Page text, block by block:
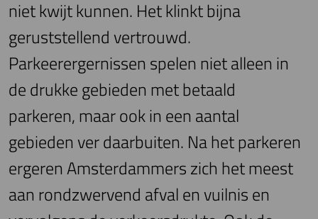
niet kwijt kunnen. Het klinkt bijna
geruststellend vertrouwd.
Parkeerergernissen spelen niet alleen in
de drukke gebieden met betaald
parkeren, maar ook in een aantal
gebieden ver daarbuiten. Na het parkeren
ergeren Amsterdammers zich het meest
aan rondzwervend afval en vuilnis en